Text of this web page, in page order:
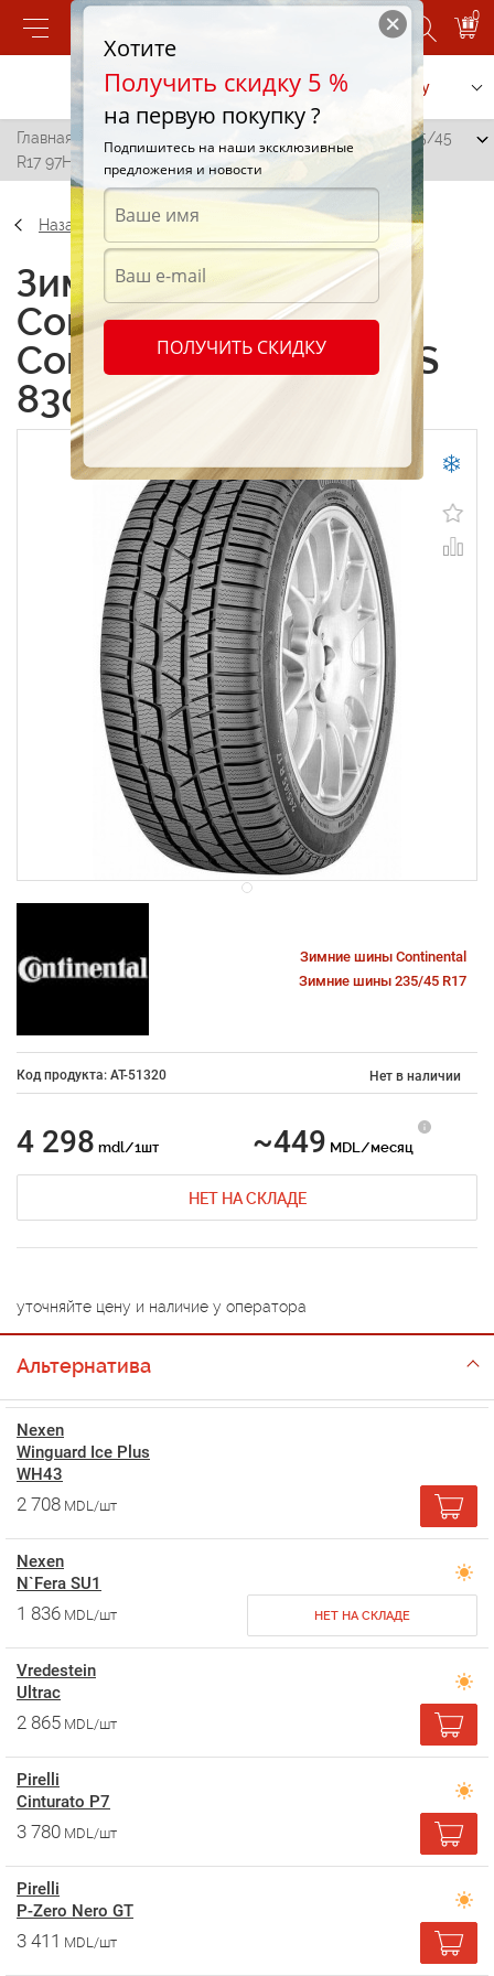
0
Позвонить Заказать услугу
Главная /
Continental ContiWinterContact TS 830 P 235/45
R17 97H
Назад
Зимние шины
Continental
ContiWinterContact TS
830 P 235/45 R17 97H
Зимние шины Continental
Зимние шины 235/45 R17
Код продукта: AT-51320 Нет в наличии
4 298 mdl/1шт ~449 MDL/месяц
НЕТ НА СКЛАДЕ
уточняйте цену и наличие у оператора
Альтернатива
Nexen
Winguard Ice Plus
WH43
2 708 MDL/шт
Nexen
N`Fera SU1
1 836 MDL/шт НЕТ НА СКЛАДЕ
Vredestein
Ultrac
2 865 MDL/шт
Pirelli
Cinturato P7
3 780 MDL/шт
Pirelli
P-Zero Nero GT
3 411 MDL/шт
Хотите
Получить скидку 5 %
на первую покупку ?
Подпишитесь на наши эксклюзивные
предложения и новости
ПОЛУЧИТЬ СКИДКУ